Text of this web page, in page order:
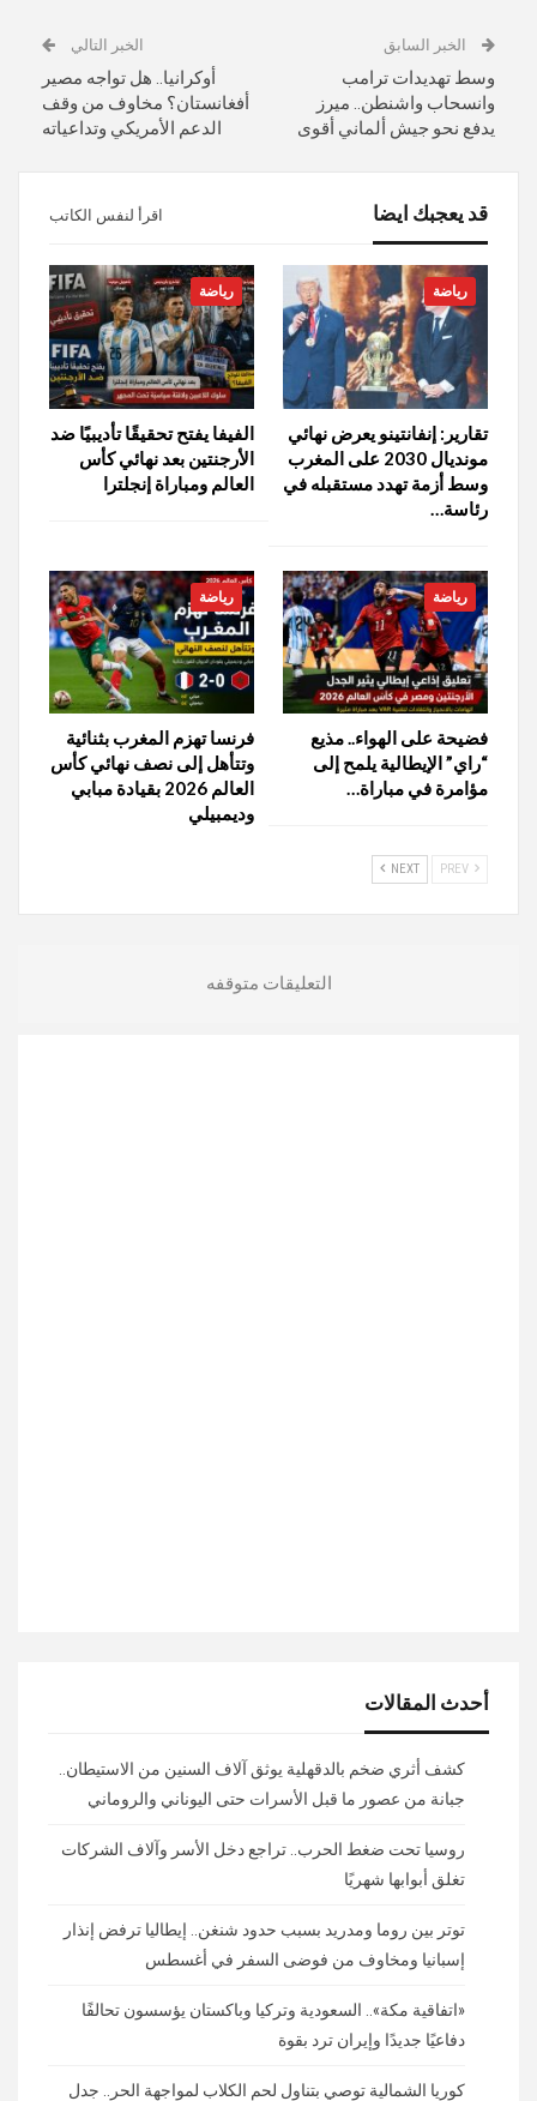
الخبر السابق
وسط تهديدات ترامب
وانسحاب واشنطن.. ميرز
يدفع نحو جيش ألماني أقوى
الخبر التالي
أوكرانيا.. هل تواجه مصير
أفغانستان؟ مخاوف من وقف
الدعم الأمريكي وتداعياته
قد يعجبك ايضا اقرأ لنفس الكاتب
رياضة
تقارير: إنفانتينو يعرض نهائي
مونديال 2030 على المغرب
وسط أزمة تهدد مستقبله في
رئاسة…
رياضة
الفيفا يفتح تحقيقًا تأديبيًا ضد
الأرجنتين بعد نهائي كأس
العالم ومباراة إنجلترا
رياضة
فضيحة على الهواء.. مذيع
“راي” الإيطالية يلمح إلى
مؤامرة في مباراة…
رياضة
فرنسا تهزم المغرب بثنائية
وتتأهل إلى نصف نهائي كأس
العالم 2026 بقيادة مبابي
وديمبيلي
NEXT
التعليقات متوقفه
أحدث المقالات
كشف أثري ضخم بالدقهلية يوثق آلاف السنين من الاستيطان..
جبانة من عصور ما قبل الأسرات حتى اليوناني والروماني
روسيا تحت ضغط الحرب.. تراجع دخل الأسر وآلاف الشركات
تغلق أبوابها شهريًا
توتر بين روما ومدريد بسبب حدود شنغن.. إيطاليا ترفض إنذار
إسبانيا ومخاوف من فوضى السفر في أغسطس
«اتفاقية مكة».. السعودية وتركيا وباكستان يؤسسون تحالفًا
دفاعيًا جديدًا وإيران ترد بقوة
كوريا الشمالية توصي بتناول لحم الكلاب لمواجهة الحر.. جدل